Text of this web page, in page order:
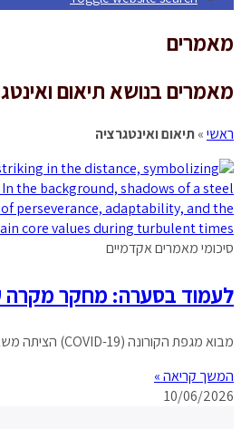
מאמרים
מאמרים בנושא תיאום
ראשי»תיאום ואינטגרציה
סיכומי מאמרים אקדמיים
לעמוד בסערה: מחקר מקרה
מבוא מגפת הקורונה (COVID-19) הציתה משבר עולמי שאילץ ארגונים לעבור שינויים מהירים ורדיקליים. מחלות זיהומיות ידועות כגורם המשפיע על הפסיכולוגיה, ההתנהגות והתרבות האנושית, והמגפה הנוכחית
המשך קריאה »
10/06/2026